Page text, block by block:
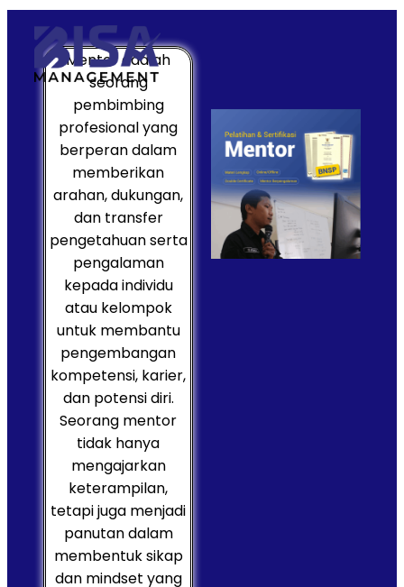
Mentor adalah
seorang
pembimbing
profesional yang
berperan dalam
memberikan
arahan, dukungan,
dan transfer
pengetahuan serta
pengalaman
kepada individu
atau kelompok
untuk membantu
pengembangan
kompetensi, karier,
dan potensi diri.
Seorang mentor
tidak hanya
mengajarkan
keterampilan,
tetapi juga menjadi
panutan dalam
membentuk sikap
dan mindset yang